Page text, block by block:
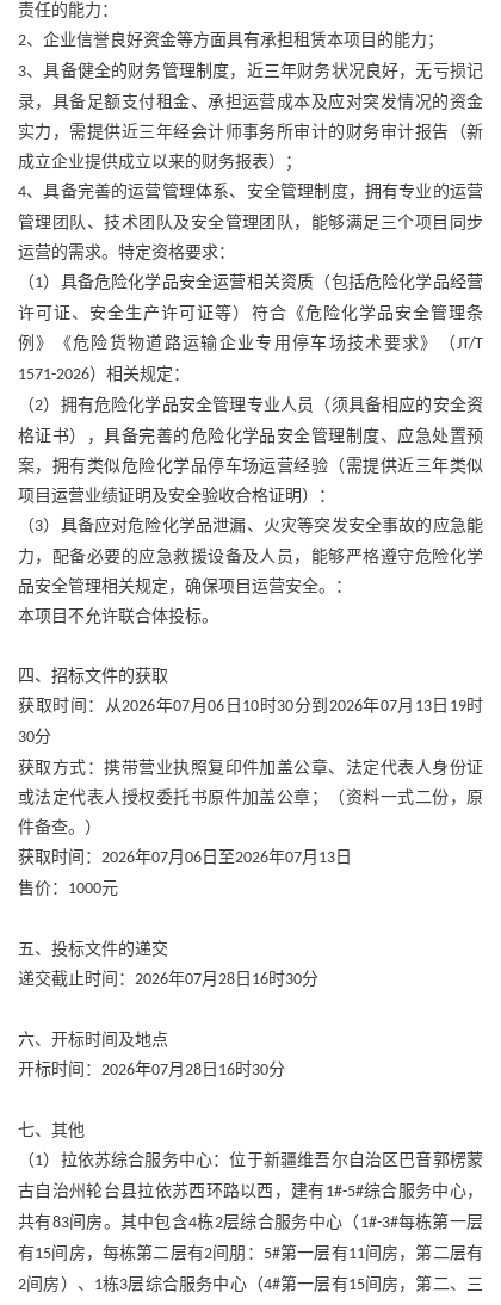
责任的能力：
2、企业信誉良好资金等方面具有承担租赁本项目的能力；
3、具备健全的财务管理制度，近三年财务状况良好，无亏损记
录，具备足额支付租金、承担运营成本及应对突发情况的资金
实力，需提供近三年经会计师事务所审计的财务审计报告（新
成立企业提供成立以来的财务报表）；
4、具备完善的运营管理体系、安全管理制度，拥有专业的运营
管理团队、技术团队及安全管理团队，能够满足三个项目同步
运营的需求。特定资格要求：
（1）具备危险化学品安全运营相关资质（包括危险化学品经营
许可证、安全生产许可证等）符合《危险化学品安全管理条
例》《危险货物道路运输企业专用停车场技术要求》（JT/T
1571-2026）相关规定：
（2）拥有危险化学品安全管理专业人员（须具备相应的安全资
格证书），具备完善的危险化学品安全管理制度、应急处置预
案，拥有类似危险化学品停车场运营经验（需提供近三年类似
项目运营业绩证明及安全验收合格证明）：
（3）具备应对危险化学品泄漏、火灾等突发安全事故的应急能
力，配备必要的应急救援设备及人员，能够严格遵守危险化学
品安全管理相关规定，确保项目运营安全。：
本项目不允许联合体投标。
四、招标文件的获取
获取时间：从2026年07月 06 日 10 时30分到 2026年07月 13日 19时
30分
获取方式：携带营业执照复印件加盖公章、法定代表人身份证
或法定代表人授权委托书原件加盖公章；（资料一式二份，原
件备查。）
获取时间： 2026年07月 06 日至2026年07月 13 日
售价： 1000元
五、投标文件的递交
递交截止时间： 2026年07月 28 日 16时30分
六、开标时间及地点
开标时间： 2026年07月 28 日 16时30分
七、其他
（1）拉依苏综合服务中心：位于新疆维吾尔自治区巴音郭楞蒙
古自治州轮台县拉依苏西环路以西，建有1#-5#综合服务中心，
共有83间房。其中包含4栋2层综合服务中心（ 1#-3#每栋第一层
有15间房，每栋第二层有2间朋： 5#第一层有11间房，第二层有
2间房）、 1栋3层综合服务中心（4#第一层有15间房，第二、三